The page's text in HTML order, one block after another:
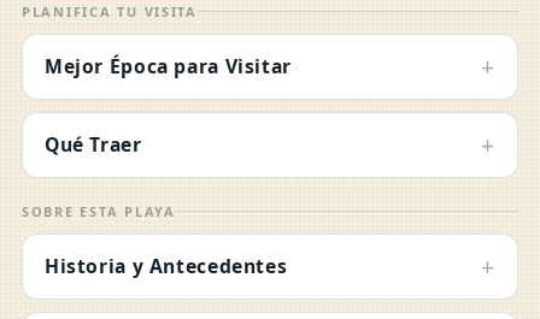
PLANIFICA TU VISITA
Mejor Época para Visitar +
Qué Traer +
SOBRE ESTA PLAYA
Historia y Antecedentes +